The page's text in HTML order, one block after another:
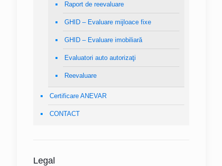
Raport de reevaluare
GHID – Evaluare mijloace fixe
GHID – Evaluare imobiliară
Evaluatori auto autorizaţi
Reevaluare
Certificare ANEVAR
CONTACT
Legal